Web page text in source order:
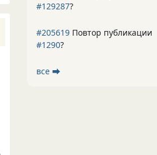
#129287?
#205619 Повтор публикации
#1290?
все ⮕